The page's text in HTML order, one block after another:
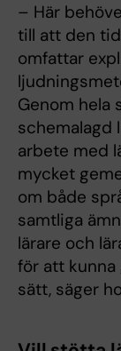
– Här
till att den
omfattar
Genom hela
schemalagd
arbete med
mycket
om både
samtliga
lärare och
för att
sätt, säger